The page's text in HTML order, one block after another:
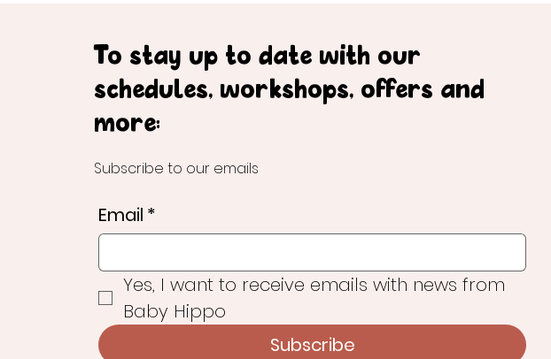
To stay up to date with our
schedules, workshops, offers and
more:
Subscribe to our emails
Email *
Yes, I want to receive emails with news from
Baby Hippo
Subscribe